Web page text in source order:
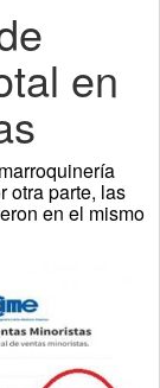
en
otra parte, las
en el mismo